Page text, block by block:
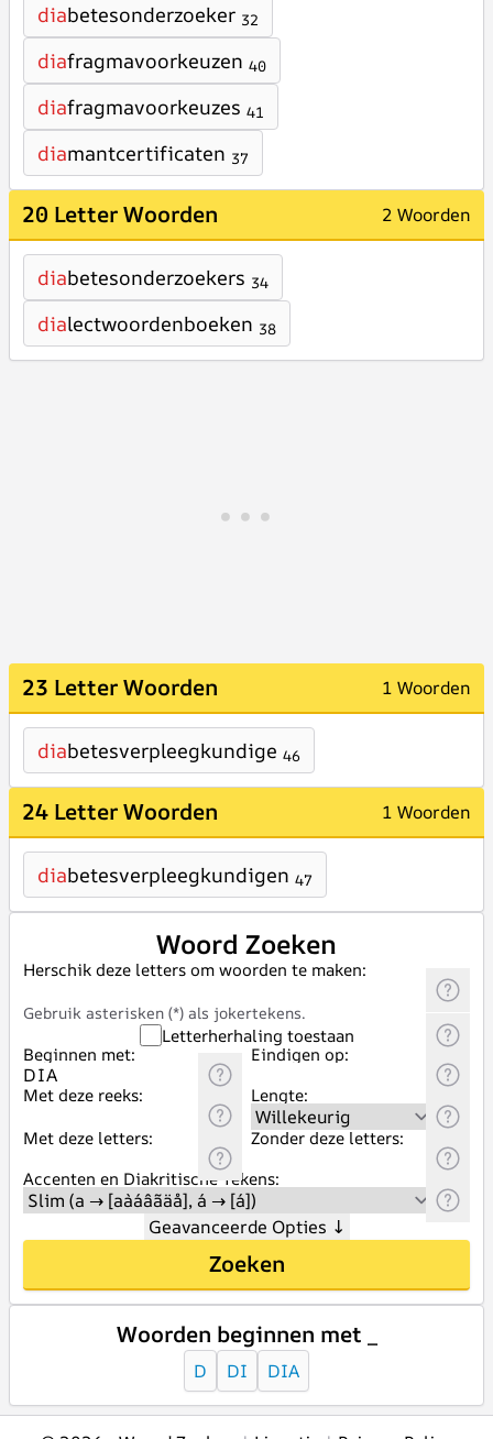
diabetesonderzoeker 32
diafragmavoorkeuzen 40
diafragmavoorkeuzes 41
diamantcertificaten 37
20 Letter Woorden 2 Woorden
diabetesonderzoekers 34
dialectwoordenboeken 38
23 Letter Woorden 1 Woorden
diabetesverpleegkundige 46
24 Letter Woorden 1 Woorden
diabetesverpleegkundigen 47
Woord Zoeken
Herschik deze letters om woorden te maken:
Gebruik asterisken (*) als jokertekens.
Letterherhaling toestaan
Beginnen met:
Eindigen op:
Met deze reeks:
Lengte:
Met deze letters:
Zonder deze letters:
Accenten en Diakritische Tekens:
Geavanceerde Opties ↓
Zoeken
Woorden beginnen met _
D DI DIA